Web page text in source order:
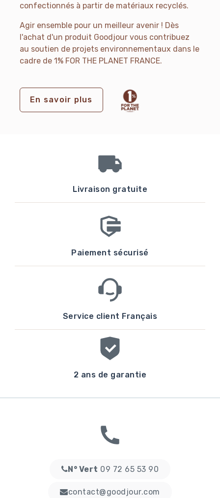
confectionnés à partir de matériaux recyclés.
Agir ensemble pour un meilleur avenir ! Dès
l'achat d'un produit Goodjour vous contribuez
au soutien de projets environnementaux dans le
cadre de 1% FOR THE PLANET FRANCE.
En savoir plus
Livraison gratuite
Paiement sécurisé
Service client Français
2 ans de garantie
N° Vert 09 72 65 53 90
contact@goodjour.com